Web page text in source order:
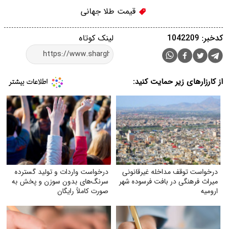
قیمت طلا جهانی
لینک کوتاه کدخبر: 1042209
از کارزارهای زیر حمایت کنید:
درخواست توقف مداخله غیرقانونی
میراث فرهنگی در بافت فرسوده شهر
ارومیه
درخواست واردات و تولید گسترده
سرنگ‌های بدون سوزن و پخش به
صورت کاملاً رایگان